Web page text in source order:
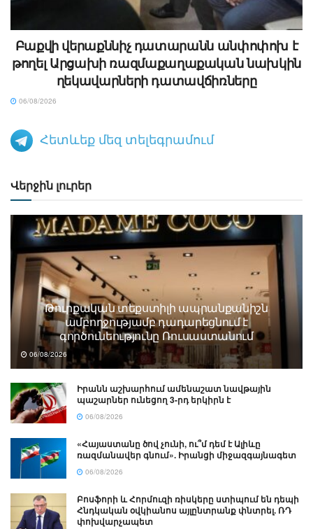
Բաքվի վերաքննիչ դատարանն անփոփոխ է
թողել Արցախի ռազմաքաղաքական նախկին
ղեկավարների դատավճիռները
06/08/2026
Հետևեք մեզ տելեգրամում
Վերջին լուրեր
Թուրքական տեքստիլի ապրանքանիշն
ամբողջությամբ դադարեցնում է
գործունեությունը Ռուսաստանում
06/08/2026
Իրանն աշխարհում ամենաշատ նավթային
պաշարներ ունեցող 3-րդ երկիրն է
06/08/2026
«Հայաստանը ծով չունի, ու՞մ դեմ է Ալիևը
ռազմանավեր գնում». Իրանցի միջազգայնագետ
06/08/2026
Բոսֆորի և Հորմուզի ռիսկերը ստիպում են դեպի
Հնդկական օվկիանոս այլընտրանք փնտրել. ՌԴ
փոխվարչապետ